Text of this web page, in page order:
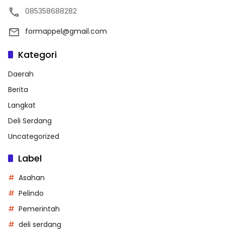
085358688282
formappel@gmail.com
Kategori
Daerah
Berita
Langkat
Deli Serdang
Uncategorized
Label
Asahan
Pelindo
Pemerintah
deli serdang